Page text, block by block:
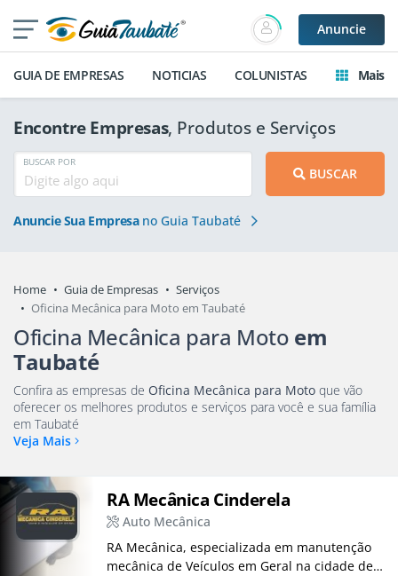
Anuncie
GUIA DE EMPRESAS NOTICIAS COLUNISTAS Mais
Encontre Empresas, Produtos e Serviços
BUSCAR POR
BUSCAR
Anuncie Sua Empresano Guia Taubaté
Home Guia de Empresas
Serviços
Oficina Mecânica para Moto em Taubaté
Oficina Mecânica para Moto em
Taubaté
Confira as empresas de Oficina Mecânica para Moto que vão
oferecer os melhores produtos e serviços para você e sua família
em Taubaté
Veja Mais
RA Mecânica Cinderela
Auto Mecânica
RA Mecânica, especializada em manutenção
mecânica de Veículos em Geral na cidade de